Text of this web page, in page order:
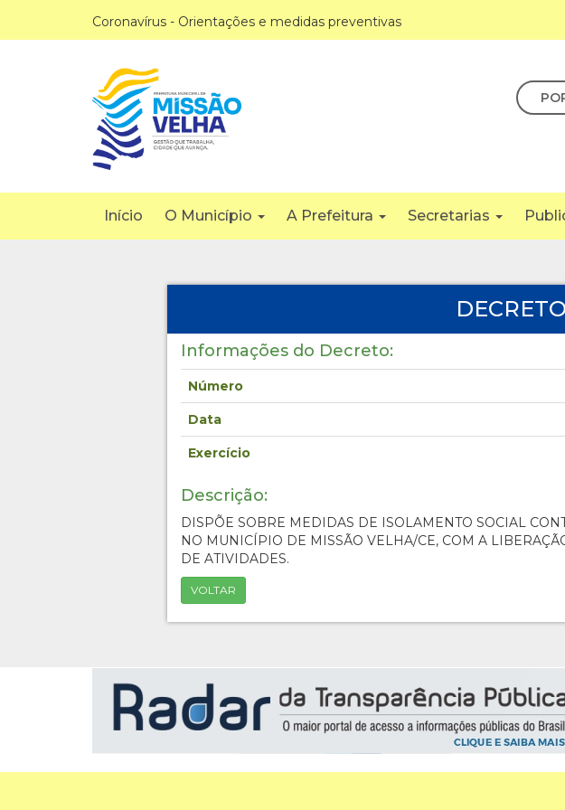
Coronavírus - Orientações e medidas preventivas
Início O Município A Prefeitura Secretarias
Informações do Decreto:
Número
Data
Exercício
Descrição:
DISPÕE SOBRE MEDIDAS DE ISOLAMENTO SOCIAL
NO MUNICÍPIO DE MISSÃO VELHA/CE, COM A
DE ATIVIDADES.
VOLTAR